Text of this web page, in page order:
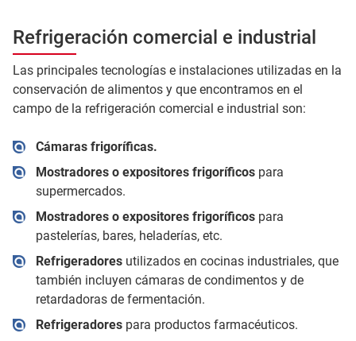
Refrigeración comercial e industrial
Las principales tecnologías e instalaciones utilizadas en la
conservación de alimentos y que encontramos en el
campo de la refrigeración comercial e industrial son:
Cámaras frigoríficas.
Mostradores o expositores frigoríficospara
supermercados.
Mostradores o expositores frigoríficospara
pastelerías, bares, heladerías, etc.
Refrigeradores utilizados en cocinas industriales, que
también incluyen cámaras de condimentos y de
retardadoras de fermentación.
Refrigeradores para productos farmacéuticos.